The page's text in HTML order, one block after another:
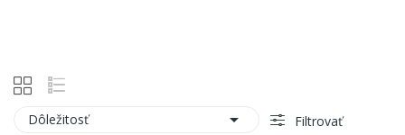
Dôležitosť  Filtrovať